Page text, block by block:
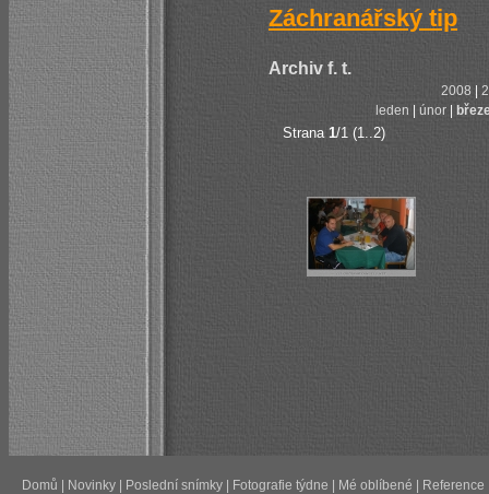
Záchranářský tip
Archiv f. t.
2008
leden
únor|
Strana 1/1 (1..2)
Domů Novinky| Poslední snímky| Fotografie týdne Mé oblíbené Reference